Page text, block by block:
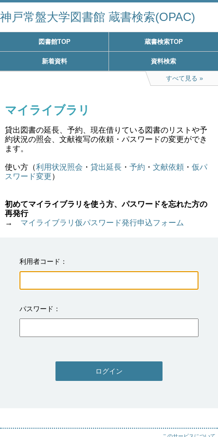
神戸常盤大学図書館 蔵書検索(OPAC)
図書館TOP 蔵書検索TOP
新着資料 資料検索
すべて見る
マイライブラリ
貸出図書の延長、予約、現在借りている図書のリストや予
約状況の照会、文献複写の依頼・パスワードの変更ができ
ます。
使い方（利用状況照会 ・ 貸出延長 ・ 予約 ・ 文献依頼 ・ 仮パ
スワード変更）
初めてマイライブラリを使う方、パスワードを忘れた方の
再発行
→ マイライブラリ仮パスワード発行申込フォーム
利用者コード
パスワード
ログイン